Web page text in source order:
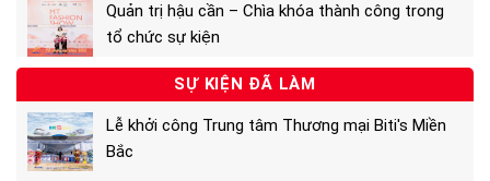
Quản trị hậu cần – Chìa khóa thành công trong
tổ chức sự kiện
SỰ KIỆN ĐÃ LÀM
Lễ khởi công Trung tâm Thương mại Biti's Miền
Bắc